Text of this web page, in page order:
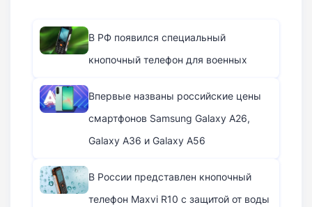
В РФ появился специальный
кнопочный телефон для военных
Впервые названы российские цены
смартфонов Samsung Galaxy A26,
Galaxy A36 и Galaxy A56
В России представлен кнопочный
телефон Maxvi R10 с защитой от воды